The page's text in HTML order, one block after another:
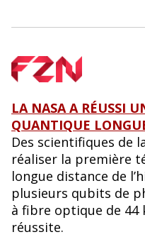
LA NASA A RÉUSSI
QUANTIQUE
Des scientifiques de
réaliser la première
longue distance de
plusieurs qubits de
à fibre optique de 44
réussite.